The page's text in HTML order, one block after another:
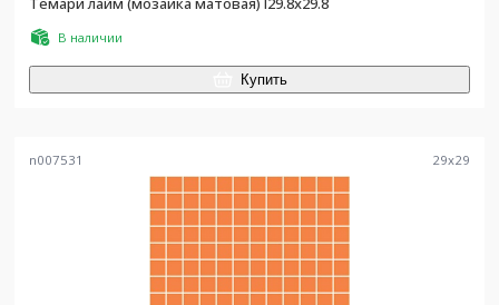
В наличии
Купить
n007531 29x29